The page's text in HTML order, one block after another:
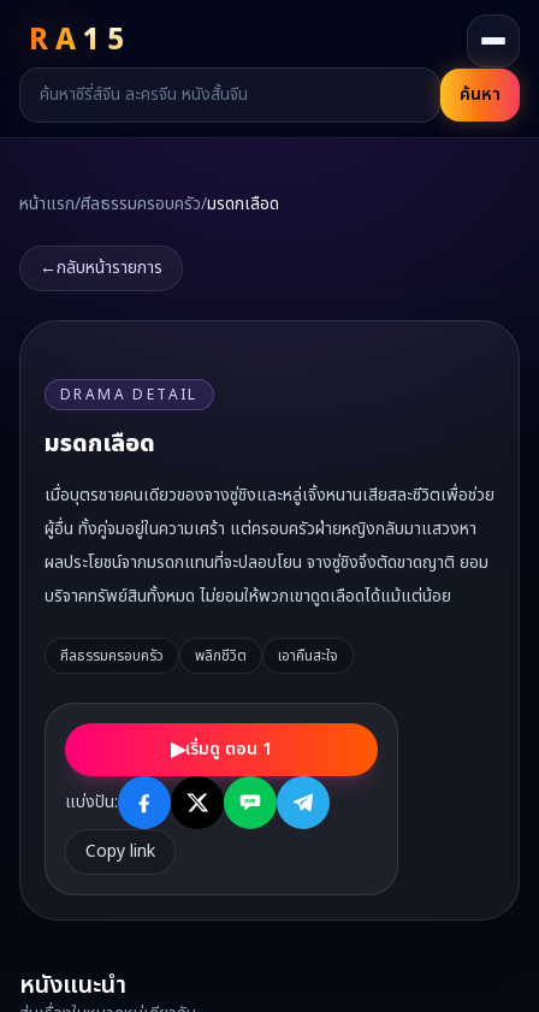
RA15
ค้นหา
หน้าแรก/ศีลธรรมครอบครัว/มรดกเลือด
←กลับหน้ารายการ
DRAMA DETAIL
มรดกเลือด
เมื่อบุตรชายคนเดียวของจางซู่ชิงและหลู่เจิ้งหนานเสียสละชีวิตเพื่อช่วย
ผู้อื่น ทั้งคู่จมอยู่ในความเศร้า แต่ครอบครัวฝ่ายหญิงกลับมาแสวงหา
ผลประโยชน์จากมรดกแทนที่จะปลอบโยน จางซู่ชิงจึงตัดขาดญาติ ยอม
บริจาคทรัพย์สินทั้งหมด ไม่ยอมให้พวกเขาดูดเลือดได้แม้แต่น้อย
ศีลธรรมครอบครัว พลิกชีวิต เอาคืนสะใจ
▶เริ่มดู ตอน 1
แบ่งปัน:
Copy link
หนังแนะนำ